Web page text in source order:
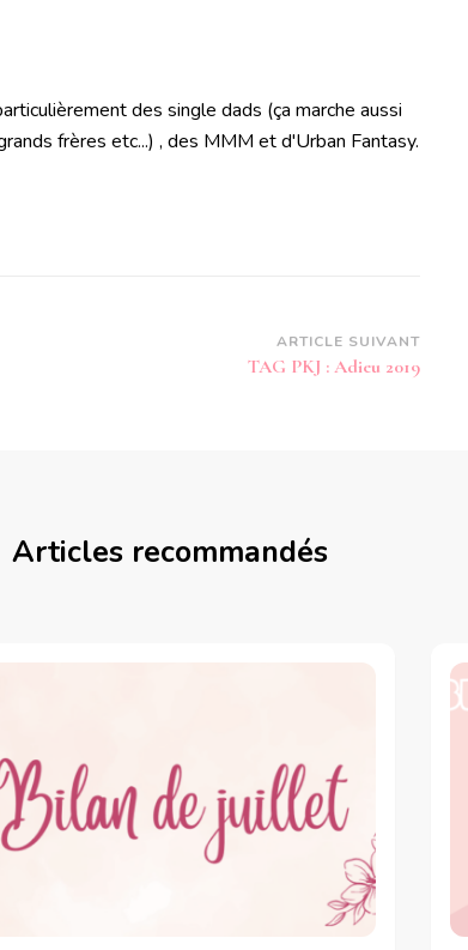
des single dads (ça marche aussi
frères etc...) , des MMM et d'Urban Fantasy.
ARTICLE SUIVANT
TAG PKJ : Adieu 2019
Articles recommandés